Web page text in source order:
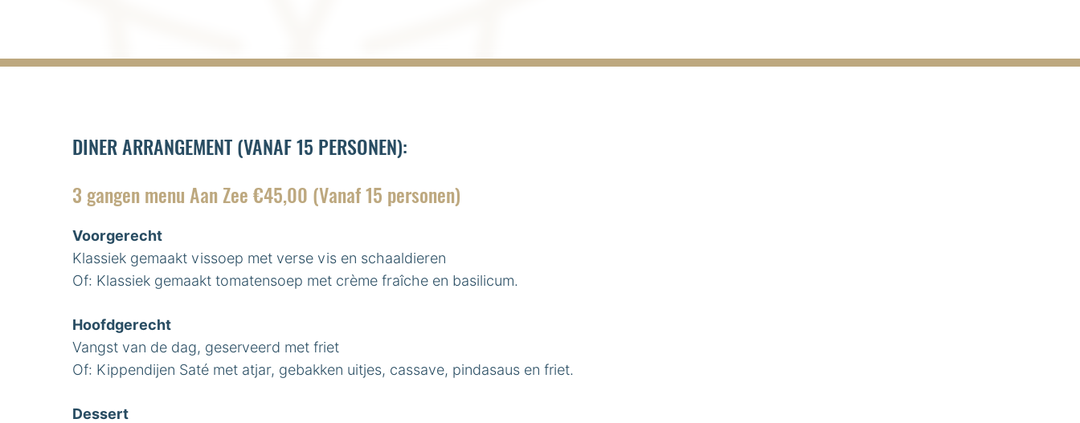
DINER ARRANGEMENT (VANAF 15 PERSONEN):
3 gangen menu Aan Zee €45,00 (Vanaf 15 personen)
Voorgerecht
Klassiek gemaakt vissoep met verse vis en schaaldieren
Of: Klassiek gemaakt tomatensoep met crème fraîche en basilicum.
Hoofdgerecht
Vangst van de dag, geserveerd met friet
Of: Kippendijen Saté met atjar, gebakken uitjes, cassave, pindasaus en friet.
Dessert